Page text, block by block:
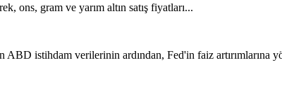
ons, gram ve yarım altın satış fiyatları...
istihdam verilerinin ardından, Fed'in faiz artırımlarına